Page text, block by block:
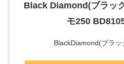
Black Diamond(ブラッ
モ250
BlackDiamond(ブラ